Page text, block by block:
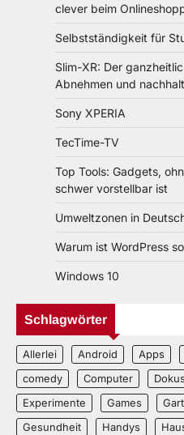
clever beim
Selbstständigkeit für
Slim-XR: Der
Abnehmen und
Sony XPERIA
TecTime-TV
Top Tools: Gadgets,
schwer vorstellbar ist
Umweltzonen in
Warum ist WordPress
Windows 10
Schlagwörter
Allerlei Android Apps
comedy
Computer Dokus
Experimente
Games
Gesundheit
Handys